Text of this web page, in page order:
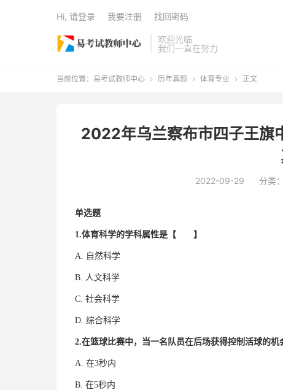
欢迎光临
我们一直在努力
Hi, 请登录 我要注册 找回密码
当前位置： 易考试教师中心  历年真题  体育专业  正文
2022年乌兰察布市四子王旗
2022-09-29 分类：
单选题
1.体育科学的学科属性是【 】
A. 自然科学
B. 人文科学
C. 社会科学
D. 综合科学
2.在篮球比赛中，当一名队员在后场获得控制活球的
A. 在3秒内
B. 在5秒内